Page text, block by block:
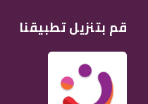
قم بتنزيل تطبيقنا